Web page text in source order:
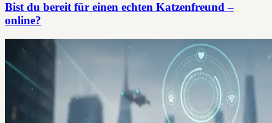
Bist du bereit für einen echten Katzenfreund –
online?